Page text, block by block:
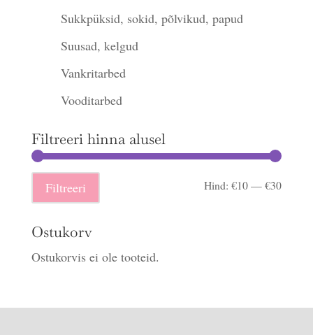
Sukkpüksid, sokid, põlvikud, papud
Suusad, kelgud
Vankritarbed
Vooditarbed
Filtreeri hinna alusel
Filtreeri Hind:€10—€30
Ostukorv
Ostukorvis ei ole tooteid.